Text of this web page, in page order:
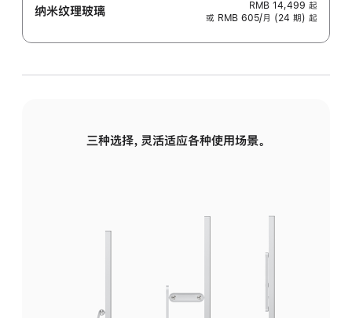
纳米纹理玻璃 RMB 14,499 起
或 RMB 605/月 (24 期) 起
三种选择，灵活适应各种使用场景。